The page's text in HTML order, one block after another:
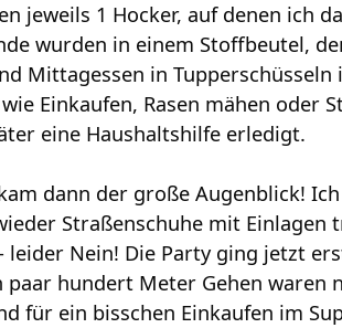
jeweils 1 Hocker, auf denen ich
wurden in einem Stoffbeutel,
Mittagessen in
Einkaufen, Rasen mähen oder
eine Haushaltshilfe erledigt.
dann der große Augenblick!
Straßenschuhe mit
leider Nein! Die Party ging jetzt
paar hundert Meter Gehen waren
für ein bisschen Einkaufen im